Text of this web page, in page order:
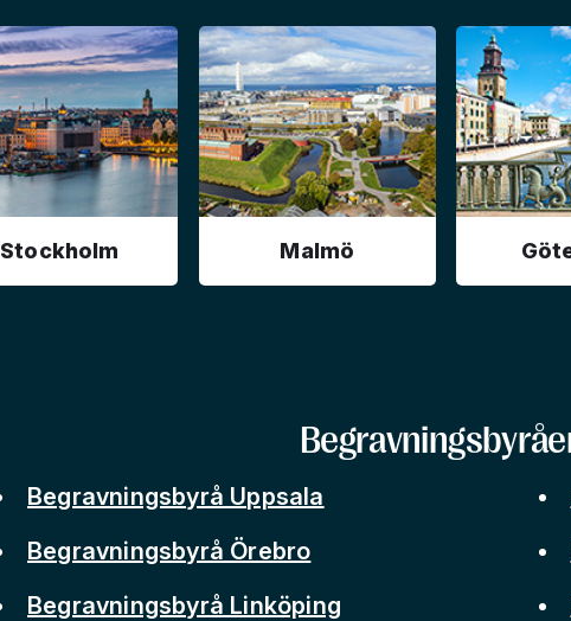
Stockholm Malmö
Begravningsbyrå Uppsala
Begravningsbyrå Örebro
Begravningsbyrå Linköping